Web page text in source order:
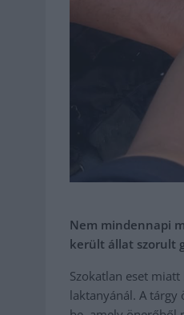
Nem mindennapi
került állat szorult
Szokatlan eset
laktanyánál. A tárgy